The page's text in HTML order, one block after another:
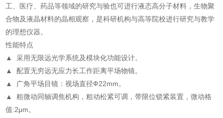
工、医疗、药品等领域的研究与验也可进行液态高分子材料，生物聚
合物及液晶材料的晶相观察，是科研机构与高等院校进行研究与教学
的理想仪器。
性能特点
▲ 采用无限远光学系统及模块化功能设计。
▲ 配置无穷远无应力长工作距离平场物镜。
▲ 广角平场目镜：视场直径Ф22mm。
▲ 粗微动同轴调焦机构，粗动松紧可调，带限位锁紧装置，微动格
值:2μm。